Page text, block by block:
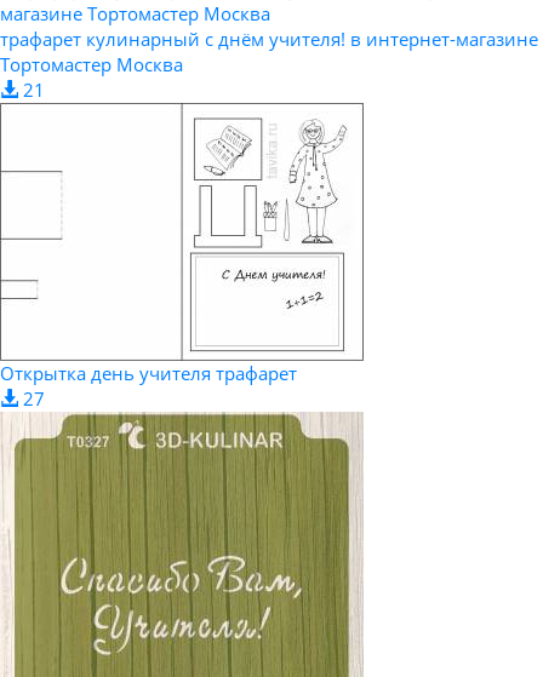
трафарет кулинарный с днём учителя! в интернет-магазине
Тортомастер Москва
21
Открытка день учителя трафарет
27